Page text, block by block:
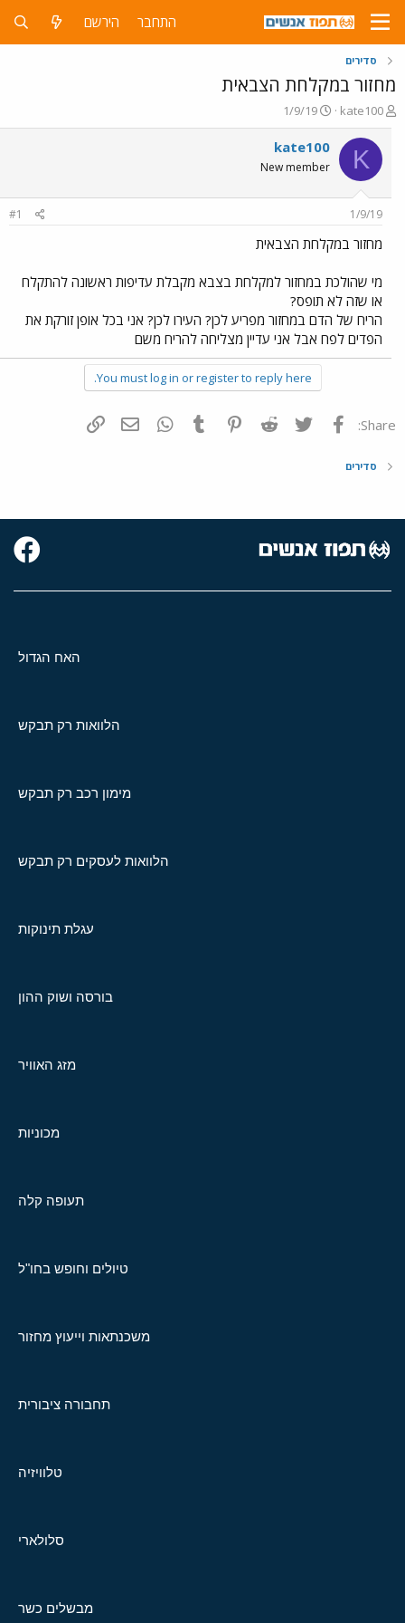
התחבר הירשם
סדירים
מחזור במקלחת הצבאית
פ
ו
ת
ח
ה
ו
ש
א
kate100
פ
ו
ר
ס
ם
ר
1/9/19
K
kate100
New member
1/9/19
#1
מחזור במקלחת הצבאית
מי שהולכת במחזור למקלחת בצבא מקבלת עדיפות ראשונה להתקלח
או שזה לא תופס?
הריח של הדם במחזור מפריע לכן? העירו לכן? אני בכל אופן זורקת את
הפדים לפח אבל אני עדיין מצליחה להריח משם
You must log in or register to reply here.
Share: פייסבוק Twitter
Reddit
Pinterest
Tumblr
WhatsAppדואר אלקטרוני
סדירים
האח הגדול
הלוואות רק תבקש
מימון רכב רק תבקש
הלוואות לעסקים רק תבקש
עגלת תינוקות
בורסה ושוק ההון
מזג האוויר
מכוניות
תעופה קלה
טיולים וחופש בחו"ל
משכנתאות וייעוץ מחזור
תחבורה ציבורית
טלוויזיה
סלולארי
מבשלים כשר